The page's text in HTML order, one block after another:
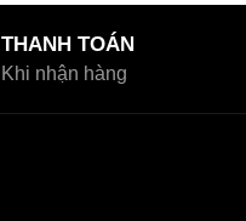
THANH TOÁN
Khi nhận hàng